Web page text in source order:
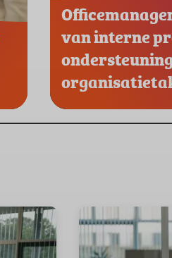
van interne